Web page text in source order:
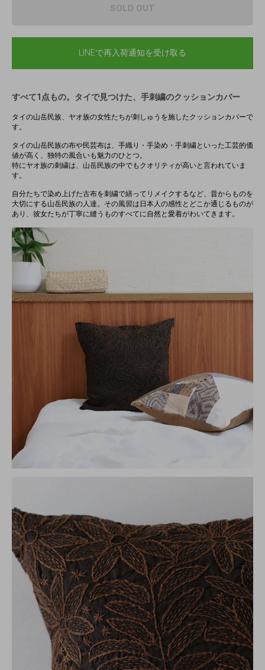
SOLD OUT
LINEで再入荷通知を受け取る
すべて1点もの。タイで見つけた、手刺繍のクッションカバー
タイの山岳民族、ヤオ族の女性たちが刺しゅうを施したクッションカバーで
す。
タイの山岳民族の布や民芸布は、手織り・手染め・手刺繍といった工芸的価
値が高く、独特の風合いも魅力のひとつ。
特にヤオ族の刺繍は、山岳民族の中でもクオリティが高いと言われていま
す。
自分たちで染め上げた古布を刺繍で繕ってリメイクするなど、昔からものを
大切にする山岳民族の人達。その風習は日本人の感性とどこか通じるものが
あり、彼女たちが丁寧に縫うものすべてに自然と愛着がわいてきます。